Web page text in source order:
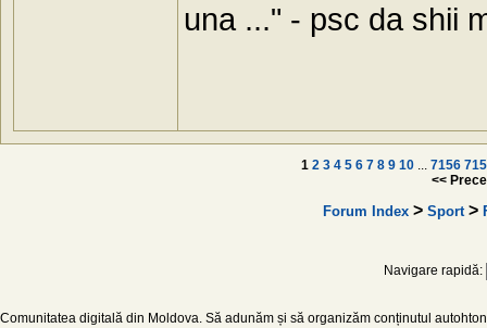
una ..." - psc da shii
1 2 3 4 5 6 7 8 9 10 ... 7156
<<
Forum Index> Sport>
Navigare rapidă:
Comunitatea digitală din Moldova. Să adunăm și să organizăm conținutul